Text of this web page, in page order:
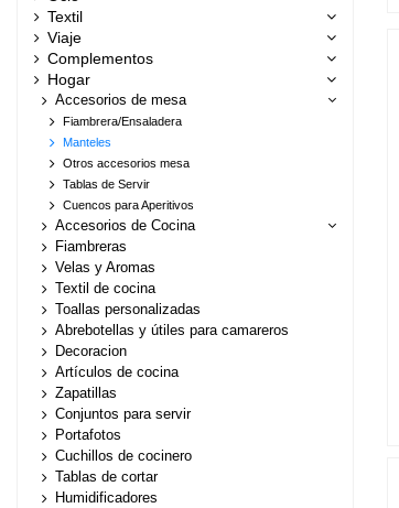
Textil
Viaje
Complementos
Hogar
Accesorios de mesa
Fiambrera/Ensaladera
Manteles
Otros accesorios mesa
Tablas de Servir
Cuencos para Aperitivos
Accesorios de Cocina
Fiambreras
Velas y Aromas
Textil de cocina
Toallas personalizadas
Abrebotellas y útiles para camareros
Decoracion
Artículos de cocina
Zapatillas
Conjuntos para servir
Portafotos
Cuchillos de cocinero
Tablas de cortar
Humidificadores